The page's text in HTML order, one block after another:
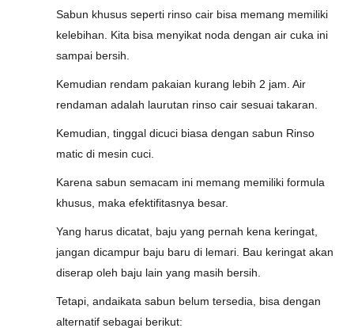
Sabun khusus seperti rinso cair bisa memang memiliki
kelebihan. Kita bisa menyikat noda dengan air cuka ini
sampai bersih.
Kemudian rendam pakaian kurang lebih 2 jam. Air
rendaman adalah laurutan rinso cair sesuai takaran.
Kemudian, tinggal dicuci biasa dengan sabun Rinso
matic di mesin cuci.
Karena sabun semacam ini memang memiliki formula
khusus, maka efektifitasnya besar.
Yang harus dicatat, baju yang pernah kena keringat,
jangan dicampur baju baru di lemari. Bau keringat akan
diserap oleh baju lain yang masih bersih.
Tetapi, andaikata sabun belum tersedia, bisa dengan
alternatif sebagai berikut: